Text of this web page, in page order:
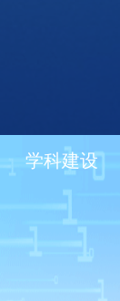
学科建设